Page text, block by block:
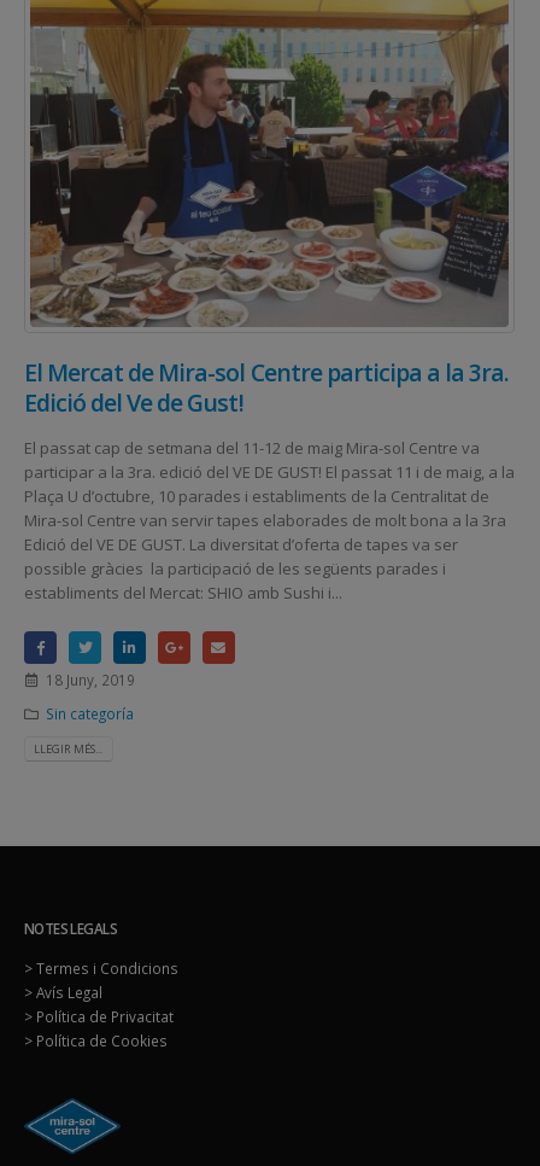
El Mercat de Mira-sol Centre participa a la 3ra.
Edició del Ve de Gust!
El passat cap de setmana del 11-12 de maig Mira-sol Centre va
participar a la 3ra. edició del VE DE GUST! El passat 11 i de maig, a la
Plaça U d’octubre, 10 parades i establiments de la Centralitat de
Mira-sol Centre van servir tapes elaborades de molt bona a la 3ra
Edició del VE DE GUST. La diversitat d’oferta de tapes va ser
possible gràcies la participació de les següents parades i
establiments del Mercat: SHIO amb Sushi i...
18 Juny, 2019
Sin categoría
LLEGIR MÉS...
NOTES LEGALS
> Termes i Condicions
> Avís Legal
> Política de Privacitat
> Política de Cookies